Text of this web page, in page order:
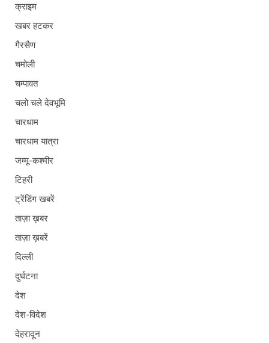
क्राइम
खबर हटकर
गैरसैण
चमोली
चम्पावत
चलो चले देवभूमि
चारधाम
चारधाम यात्रा
जम्मू-कश्मीर
टिहरी
ट्रेंडिंग खबरें
ताज़ा ख़बर
ताज़ा ख़बरें
दिल्ली
दुर्घटना
देश
देश-विदेश
देहरादून